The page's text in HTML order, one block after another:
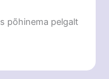
põhinema pelgalt